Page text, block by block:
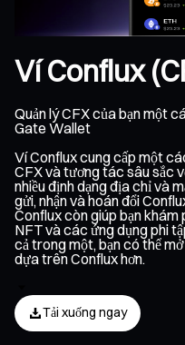
Ví Conflux
Quản lý CFX của bạn một
Gate Wallet
Ví Conflux cung cấp một
CFX và tương tác sâu sắc
nhiều định dạng địa chỉ và
gửi, nhận và hoán đổi
Conflux còn giúp bạn
NFT và các ứng dụng phi
cả trong một, bạn có thể
dựa trên Conflux hơn.
Tải xuống ngay